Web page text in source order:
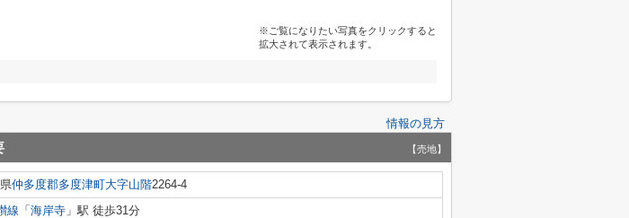
※ご覧になりたい写真をクリックすると
拡大されて表示されます。
情報の見方
【売地】
仲多度郡多度津町大字山階2264-4
線 「 海岸寺 」駅 徒歩31分